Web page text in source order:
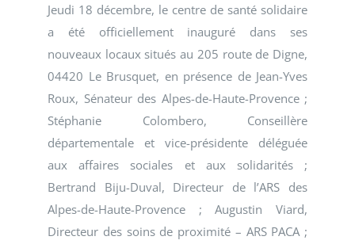
Jeudi 18 décembre, le centre de santé solidaire
a été officiellement inauguré dans ses
nouveaux locaux situés au 205 route de Digne,
04420 Le Brusquet, en présence de Jean-Yves
Roux, Sénateur des Alpes-de-Haute-Provence ;
Stéphanie Colombero, Conseillère
départementale et vice-présidente déléguée
aux affaires sociales et aux solidarités ;
Bertrand Biju-Duval, Directeur de l’ARS des
Alpes-de-Haute-Provence ; Augustin Viard,
Directeur des soins de proximité – ARS PACA ;